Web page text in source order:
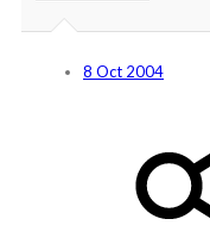
8 Oct 2004